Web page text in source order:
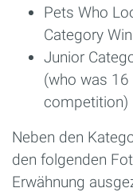
Pets Who
Category
Junior
(who was 16
competition)
Neben den
den folgenden
Erwähnung